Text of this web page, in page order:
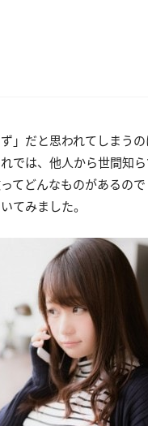
」だと思われてしまう
では、他人から世間知
てどんなものがあるの
てみました。